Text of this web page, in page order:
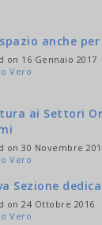
anche
on 16 Gennaio 2017
Vero
ai Settori
on 30 Novembre
Vero
Sezione
on 24 Ottobre 2016
Vero